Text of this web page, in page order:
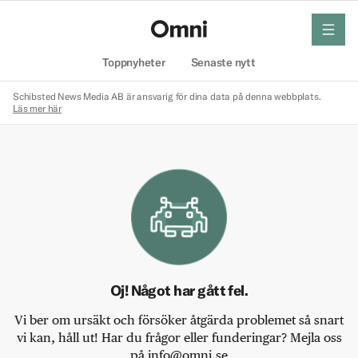
Toppnyheter Senaste nytt
meny
Schibsted News Media AB är ansvarig för dina data på denna webbplats.
Läs mer här
Oj! Något har gått fel.
Vi ber om ursäkt och försöker åtgärda problemet så snart
vi kan, håll ut! Har du frågor eller funderingar? Mejla oss